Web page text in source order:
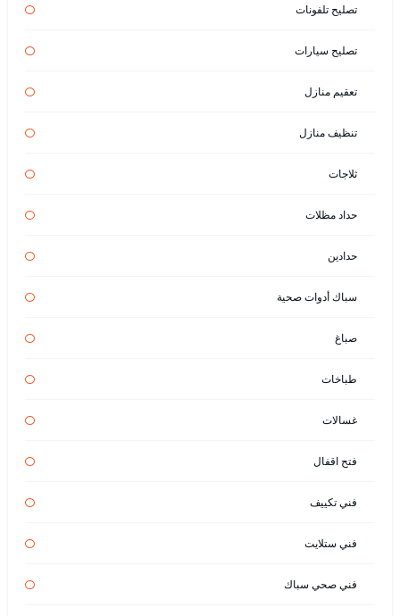
تصليح تلفونات
تصليح سيارات
تعقيم منازل
تنظيف منازل
ثلاجات
حداد مظلات
حدادين
سباك أدوات صحية
صباغ
طباخات
غسالات
فتح اقفال
فني تكييف
فني ستلايت
فني صحي سباك